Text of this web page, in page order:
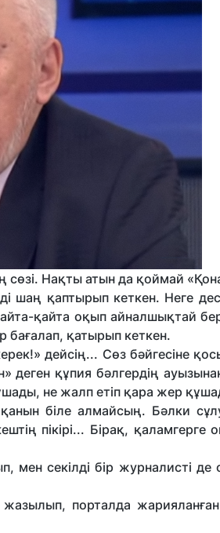
Нақты атын да қоймай
шаң қаптырып кеткен. Неге
қайта оқып айналшықтай
бағалап, қатырып кеткен.
дейсің... Сөз бәйгесіне
құпия бәлгердің
не жалп етіп қара жер
біле алмайсың. Бәлки
пікірі... Бірақ, қаламгерге
секілді бір журналисті де
порталда жарияланған